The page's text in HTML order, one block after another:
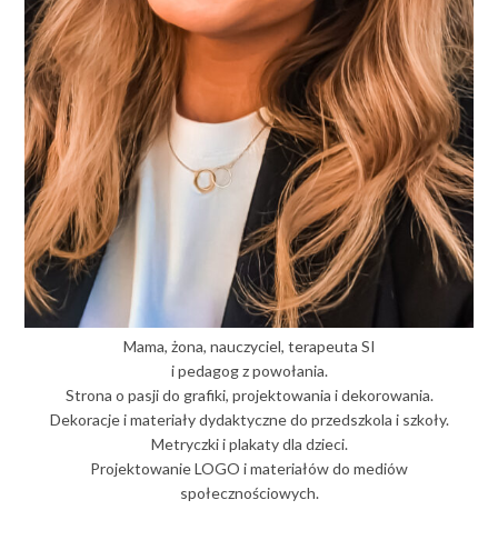
Mama, żona, nauczyciel, terapeuta SI
i pedagog z powołania.
Strona o pasji do grafiki, projektowania i dekorowania.
Dekoracje i materiały dydaktyczne do przedszkola i szkoły.
Metryczki i plakaty dla dzieci.
Projektowanie LOGO i materiałów do mediów
społecznościowych.